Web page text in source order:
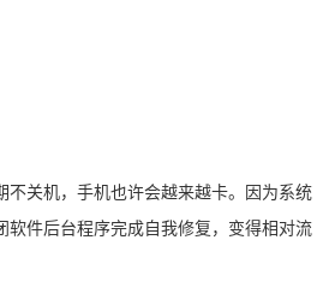
不关机，手机也许会越来越卡。因为系统
软件后台程序完成自我修复，变得相对流